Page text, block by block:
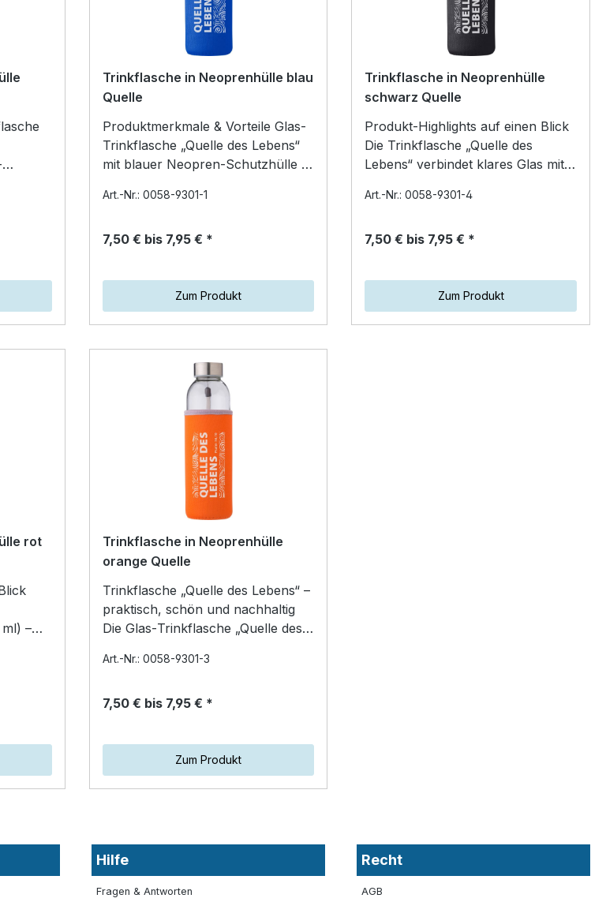
Trinkflasche in Neoprenhülle blau
Quelle
Produktmerkmale & Vorteile Glas-
Trinkflasche „Quelle des Lebens“
mit blauer Neopren-Schutzhülle –
ansprechend.…
Art.-Nr.: 0058-9301-1
7,50 € bis 7,95 € *
Zum Produkt
Trinkflasche in Neoprenhülle
schwarz Quelle
Produkt-Highlights auf einen Blick
Die Trinkflasche „Quelle des
Lebens“ verbindet klares Glas mit
Neoprenhülle. Der sich…
Art.-Nr.: 0058-9301-4
7,50 € bis 7,95 € *
Zum Produkt
rot
–
für b…
Trinkflasche in Neoprenhülle
orange Quelle
Trinkflasche „Quelle des Lebens“ –
praktisch, schön und nachhaltig
Die Glas‑Trinkflasche „Quelle des
einer schützenden…
Art.-Nr.: 0058-9301-3
7,50 € bis 7,95 € *
Zum Produkt
Hilfe
Fragen & Antworten
Recht
AGB